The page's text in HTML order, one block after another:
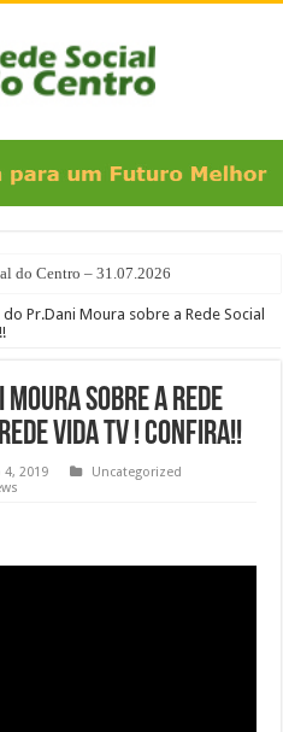
do Centro – 31.07.2026
do Pr.Dani Moura sobre a Rede Social
sobre a Rede
Vida TV ! Confira!!
2019
Uncategorized